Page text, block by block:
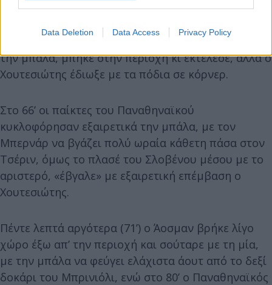
Data Deletion Data Access Privacy Policy
πιο «νωθρά» στον αγώνα, όμως ξανά ήταν εκείνος
που έχασε την πρώτη μεγάλη ευκαιρία στο 58’ με
τον Φώτη Ιωαννίδη, ο οποίος υποδέχθηκε ωραία
την μπάλα, μπήκε στην περιοχή κι εκτέλεσε, αλλά ο
Χουτεσιώτης έδιωξε με τα πόδια σε κόρνερ.
Στο 66’ οι παίκτες του Παναθηναϊκού
κυκλοφόρησαν εξαιρετικά την μπάλα, με τον
Μπερνάρ να βγάζει πολύ ωραία κάθετη πάσα στον
Τσέριν, όμως το πλασέ του Σλοβένου μέσου με το
αριστερό, «έβγαλε» με εξαιρετική επέμβαση ο
Χουτεσιώτης.
Πέντε λεπτά αργότερα (71’) ο Άοσμαν βρήκε λίγο
χώρο έξω απ’ την περιοχή και σούταρε με τη μία,
με την μπάλα να φεύγει ελάχιστα άουτ από το δεξί
δοκάρι του Μπρινιόλι, ενώ στο 80’ ο Παναθηναϊκός